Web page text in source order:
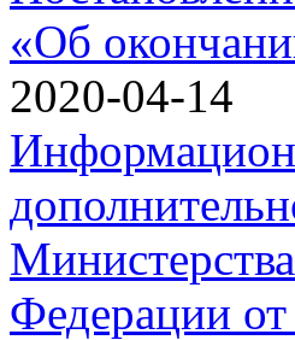
«Об
2020-04-14
Федерации